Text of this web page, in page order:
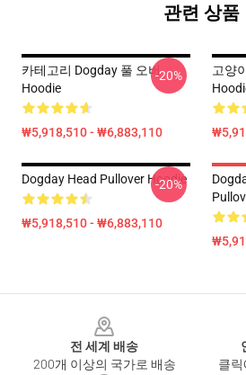
관련 상품
카테고리 Dogday 풀 오버
Hoodie
₩5,918,510 - ₩6,883,110
-20%
고양
Dogday Head Pullover Hoodie
₩5,918,510 - ₩6,883,110
-20%
전 세계 배송
200개 이상의 국가로 배송
클